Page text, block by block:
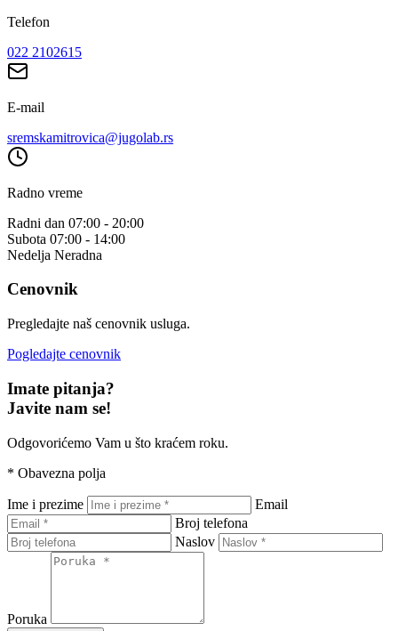
Telefon
022 2102615
E-mail
sremskamitrovica@jugolab.rs
Radno vreme
Radni dan 07:00 - 20:00
Subota 07:00 - 14:00
Nedelja Neradna
Cenovnik
Pregledajte naš cenovnik usluga.
Pogledajte cenovnik
Imate pitanja?
Javite nam se!
Odgovorićemo Vam u što kraćem roku.
* Obavezna polja
Ime i prezime
Email
Broj telefona
Naslov
Poruka